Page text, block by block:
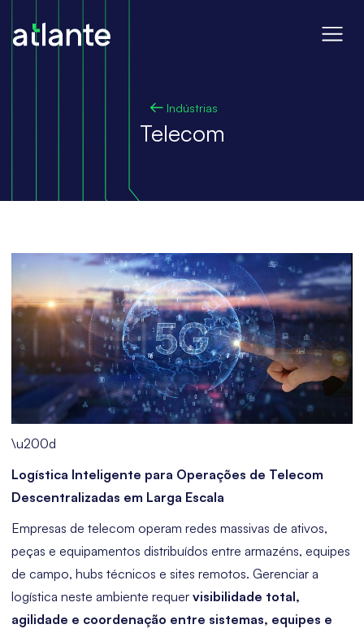
Indústrias
Telecom
\u200d
Logística Inteligente para Operações de Telecom
Descentralizadas em Larga Escala
Empresas de telecom operam redes massivas de ativos,
peças e equipamentos distribuídos entre armazéns, equipes
de campo, hubs técnicos e sites remotos. Gerenciar a
logística neste ambiente requer visibilidade total,
agilidade e coordenação entre sistemas, equipes e